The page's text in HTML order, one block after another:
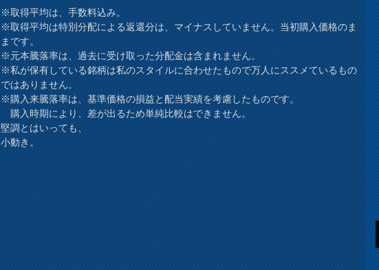
※取得平均は、手数料込み。
※取得平均は特別分配による返還分は、マイナスしていません。当初購入価格のま
まです。
※元本騰落率は、過去に受け取った分配金は含まれません。
※私が保有している銘柄は私のスタイルに合わせたもので万人にススメているもの
ではありません。
※購入来騰落率は、基準価格の損益と配当実績を考慮したものです。
購入時期により、差が出るため単純比較はできません。
堅調とはいっても、
小動き。